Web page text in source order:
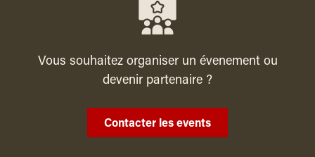
Vous souhaitez organiser un évenement ou
devenir partenaire ?
Contacter les events